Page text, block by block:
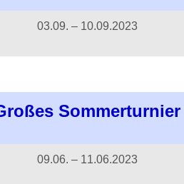
03.09. – 10.09.2023
Sommerturnier
09.06. – 11.06.2023